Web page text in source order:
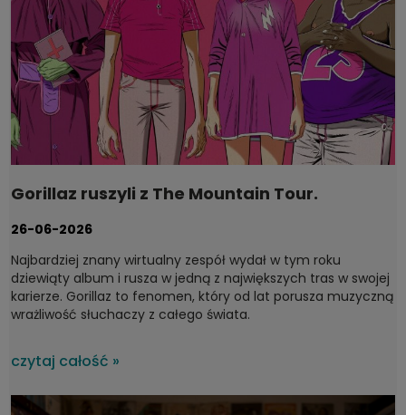
Gorillaz ruszyli z The Mountain Tour.
26-06-2026
Najbardziej znany wirtualny zespół wydał w tym roku
dziewiąty album i rusza w jedną z największych tras w swojej
karierze. Gorillaz to fenomen, który od lat porusza muzyczną
wrażliwość słuchaczy z całego świata.
czytaj całość »